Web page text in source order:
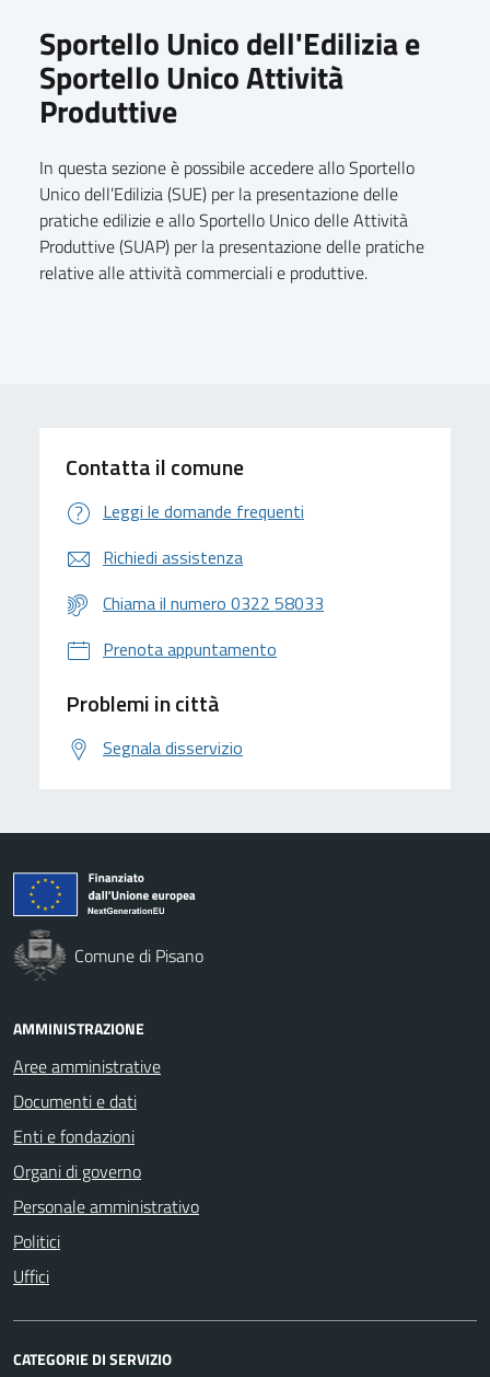
Sportello Unico dell'Edilizia e
Sportello Unico Attività
Produttive
In questa sezione è possibile accedere allo Sportello
Unico dell’Edilizia (SUE) per la presentazione delle
pratiche edilizie e allo Sportello Unico delle Attività
Produttive (SUAP) per la presentazione delle pratiche
relative alle attività commerciali e produttive.
Contatta il comune
Leggi le domande frequenti
Richiedi assistenza
Chiama il numero 0322 58033
Prenota appuntamento
Problemi in città
Segnala disservizio
Comune di Pisano
AMMINISTRAZIONE
Aree amministrative
Documenti e dati
Enti e fondazioni
Organi di governo
Personale amministrativo
Politici
Uffici
CATEGORIE DI SERVIZIO